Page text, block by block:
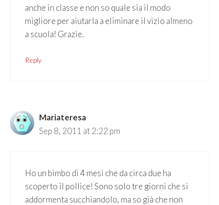
anche in classe e non so quale sia il modo
migliore per aiutarla a eliminare il vizio almeno
a scuola! Grazie.
Reply
Mariateresa
Sep 8, 2011 at 2:22 pm
Ho un bimbo di 4 mesi che da circa due ha
scoperto il pollice! Sono solo tre giorni che si
addormenta succhiandolo, ma so già che non